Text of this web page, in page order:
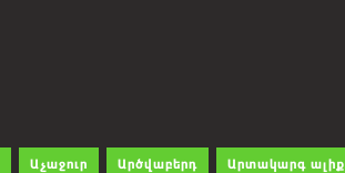
Աչաջուր Արծվաբերդ Արտակարգ ալիք